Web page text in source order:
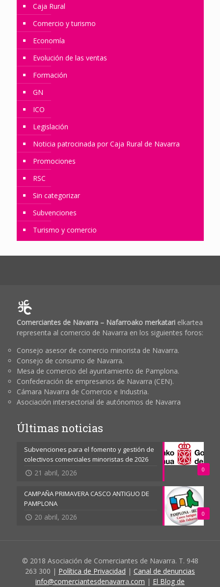
Caja Rural
Comercio y turismo
Economía
Evolución de las ventas
Formación
GN
ICO
Legislación
Noticia patrocinada por Caja Rural de Navarra
Promociones
RSC
Sin categorizar
Subvenciones
Turismo y comercio
Comerciantes de Navarra – Nafarroako merkatarielkartea
representa al comercio de Navarra en los siguientes foros:
Consejo asesor de comercio minorista de Navarra.
Consejo de consumo de Navarra.
Mesa de comercio del ayuntamiento de Pamplona.
Confederación de empresarios de Navarra (CEN).
Cámara Navarra de Comercio e Industria.
Asociación intersectorial de autónomos de Navarra
Últimas noticias
0
Subvenciones para el fomento y gestión de
colectivos comerciales minoristas de 2026
21 abril, 2026
0
CAMPAÑA PRIMAVERA CASCO ANTIGUO DE
PAMPLONA
20 abril, 2026
© 2018 Asociación de Comerciantes de Navarra. T. 948
263 300 | Política de Privacidad | Canal de denuncias
info@comerciantesdenavarra.com | El Blog de